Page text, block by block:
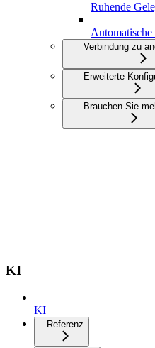
Ruhende
Verbindung zu
Erweiterte
Brauchen Sie
KI
KI
Referenz